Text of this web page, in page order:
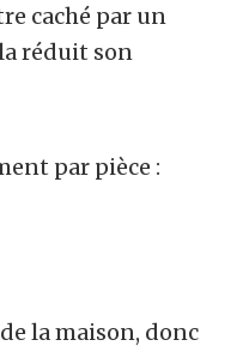
caché par un
réduit son
par pièce :
la maison, donc